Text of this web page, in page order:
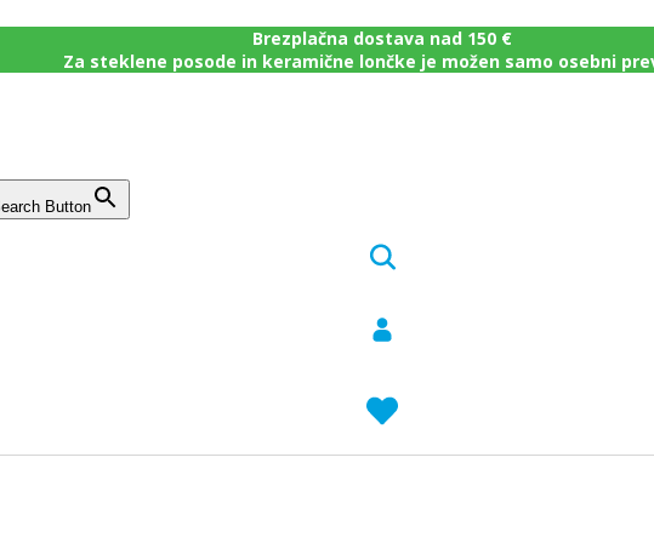
Brezplačna dostava nad 150 €
Za steklene posode in keramične lončke je možen samo osebni
Button